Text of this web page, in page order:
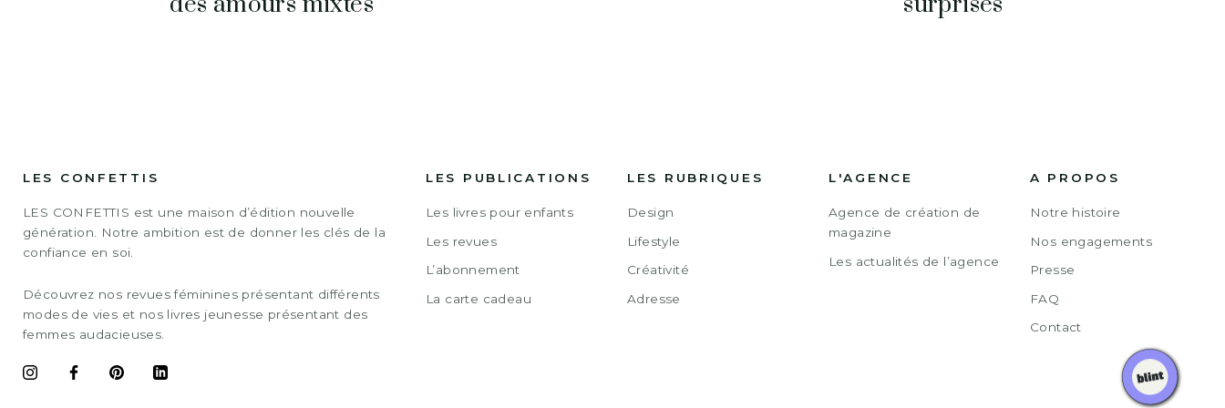
LES CONFETTIS
LES CONFETTIS est une maison d’édition nouvelle
génération. Notre ambition est de donner les clés de la
confiance en soi.
Découvrez nos revues féminines présentant différents
modes de vies et nos livres jeunesse présentant des
femmes audacieuses.
LES PUBLICATIONS
Les livres pour enfants
Les revues
L’abonnement
La carte cadeau
LES RUBRIQUES
Design
Lifestyle
Créativité
Adresse
L'AGENCE
Agence de création de
magazine
Les actualités de l’agence
A PROPOS
Notre histoire
Nos engagements
Presse
FAQ
Contact